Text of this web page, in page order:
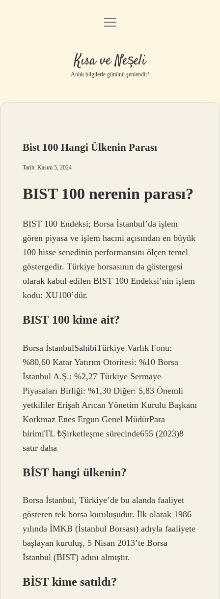
Anasayfa
Yasal Uyarı
menüyü
Kısa ve Neşeli
Anlık bilgilerle gününü şenlendir!
Bist 100 Hangi Ülkenin Parası
Tarih: Kasım 5, 2024
BIST 100 nerenin parası?
BIST 100 Endeksi; Borsa İstanbul’da işlem
gören piyasa ve işlem hacmi açısından en büyük
100 hisse senedinin performansını ölçen temel
göstergedir. Türkiye borsasının da göstergesi
olarak kabul edilen BIST 100 Endeksi’nin işlem
kodu: XU100’dür.
BIST 100 kime ait?
Borsa İstanbulSahibiTürkiye Varlık Fonu:
%80,60 Katar Yatırım Otoritesi: %10 Borsa
İstanbul A.Ş.: %2,27 Türkiye Sermaye
Piyasaları Birliği: %1,30 Diğer: 5,83 Önemli
yetkililer Erişah Arıcan Yönetim Kurulu Başkanı
Korkmaz Enes Ergun Genel MüdürPara
birimiTL ₺Şirketleşme sürecinde655 (2023)8
satır daha
BİST hangi ülkenin?
Borsa İstanbul, Türkiye’de bu alanda faaliyet
gösteren tek borsa kuruluşudur. İlk olarak 1986
yılında İMKB (İstanbul Borsası) adıyla faaliyete
başlayan kuruluş, 5 Nisan 2013’te Borsa
İstanbul (BIST) adını almıştır.
BİST kime satıldı?